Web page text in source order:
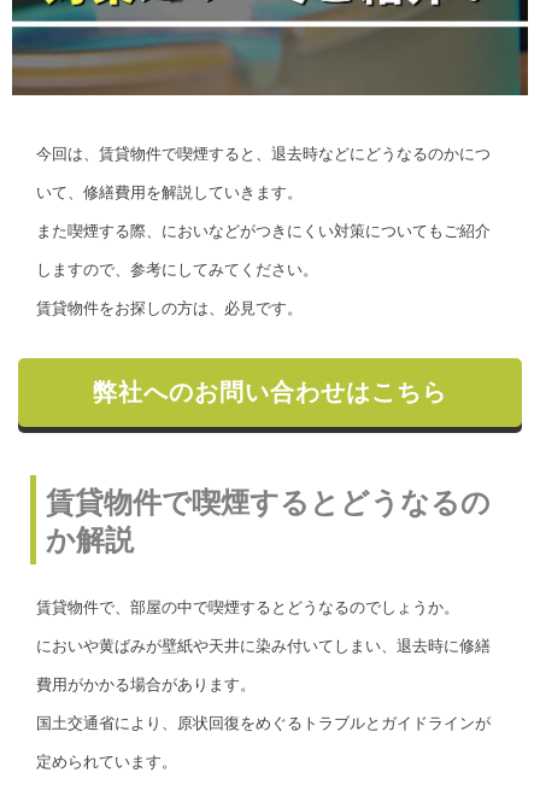
今回は、賃貸物件で喫煙すると、退去時などにどうなるのかにつ
いて、修繕費用を解説していきます。
また喫煙する際、においなどがつきにくい対策についてもご紹介
しますので、参考にしてみてください。
賃貸物件をお探しの方は、必見です。
弊社へのお問い合わせはこちら
賃貸物件で喫煙するとどうなるの
か解説
賃貸物件で、部屋の中で喫煙するとどうなるのでしょうか。
においや黄ばみが壁紙や天井に染み付いてしまい、退去時に修繕
費用がかかる場合があります。
国土交通省により、原状回復をめぐるトラブルとガイドラインが
定められています。